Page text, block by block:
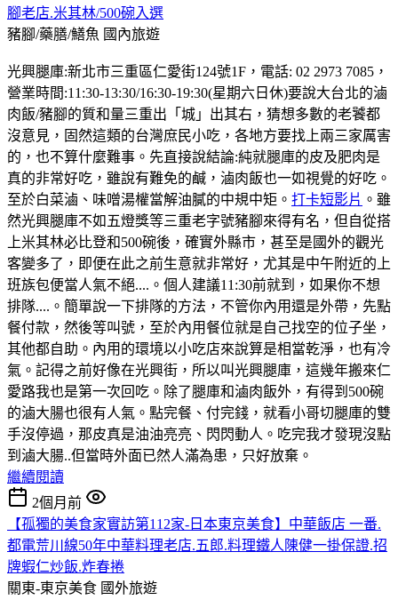
腳老店.米其林/500碗入選
豬腳/藥膳/鱔魚 國內旅遊
光興腿庫:新北市三重區仁愛街124號1F，電話: 02 2973 7085，
營業時間:11:30-13:30/16:30-19:30(星期六日休)要說大台北的滷
肉飯/豬腳的質和量三重出「城」出其右，猜想多數的老饕都
沒意見，固然這類的台灣庶民小吃，各地方要找上兩三家厲害
的，也不算什麼難事。先直接說結論:純就腿庫的皮及肥肉是
真的非常好吃，雖說有難免的鹹，滷肉飯也一如視覺的好吃。
至於白菜滷、味噌湯權當解油膩的中規中矩。 打卡短影片 。雖
然光興腿庫不如五燈獎等三重老字號豬腳來得有名，但自從搭
上米其林必比登和500碗後，確實外縣市，甚至是國外的觀光
客變多了，即便在此之前生意就非常好，尤其是中午附近的上
班族包便當人氣不絕....。個人建議11:30前就到，如果你不想
排隊....。簡單說一下排隊的方法，不管你內用還是外帶，先點
餐付款，然後等叫號，至於內用餐位就是自己找空的位子坐，
其他都自助。內用的環境以小吃店來說算是相當乾淨，也有冷
氣。記得之前好像在光興街，所以叫光興腿庫，這幾年搬來仁
愛路我也是第一次回吃。除了腿庫和滷肉飯外，有得到500碗
的滷大腸也很有人氣。點完餐、付完錢，就看小哥切腿庫的雙
手沒停過，那皮真是油油亮亮、閃閃動人。吃完我才發現沒點
到滷大腸..但當時外面已然人滿為患，只好放棄。
繼續閱讀
2個月前
【孤獨的美食家實訪第112家-日本東京美食】中華飯店 一番.
都電荒川線50年中華料理老店.五郎.料理鐵人陳健一掛保證.招
牌蝦仁炒飯.炸春捲
關東-東京美食 國外旅遊